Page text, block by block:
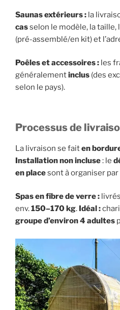
Saunas extérieurs : la
casselon le modèle, la taille,
(pré-assemblé/en kit) et
Poêles et accessoires : les
généralementinclus (des
selon le pays).
Processus de
La livraison se faiten
Installation non incluse: le
en placesont à organiser par
Spas en fibre de verre : livrés
env.150–170 kg. Idéal :
groupe d’environ 4 adultes